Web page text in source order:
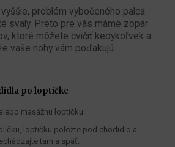
problém vybočeného palca
svaly. Preto pre vás máme zopár
ktoré môžete cvičiť kedykoľvek a
vaše nohy vám poďakujú.
po loptičke
masážnu loptičku.
loptičku položte pod chodidlo a
tam a späť.